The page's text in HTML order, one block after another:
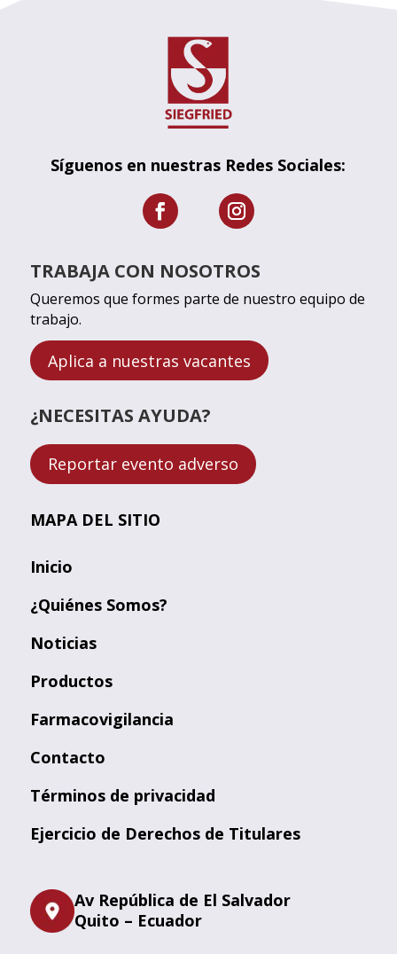
Síguenos en nuestras Redes Sociales:
TRABAJA CON NOSOTROS
Queremos que formes parte de nuestro equipo de
trabajo.
Aplica a nuestras vacantes
¿NECESITAS AYUDA?
Reportar evento adverso
MAPA DEL SITIO
Inicio
¿Quiénes Somos?
Noticias
Productos
Farmacovigilancia
Contacto
Términos de privacidad
Ejercicio de Derechos de Titulares
Av República de El Salvador
Quito – Ecuador